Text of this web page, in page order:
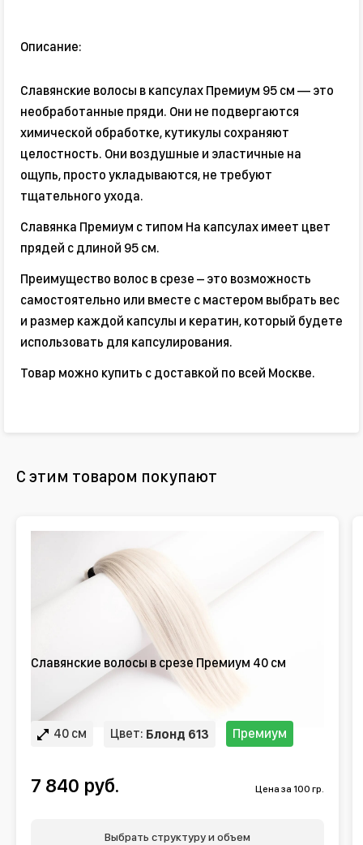
Описание:
Славянские волосы в капсулах Премиум 95 см — это
необработанные пряди. Они не подвергаются
химической обработке, кутикулы сохраняют
целостность. Они воздушные и эластичные на
ощупь, просто укладываются, не требуют
тщательного ухода.
Славянка Премиум с типом На капсулах имеет цвет
прядей с длиной 95 см.
Преимущество волос в срезе – это возможность
самостоятельно или вместе с мастером выбрать вес
и размер каждой капсулы и кератин, который будете
использовать для капсулирования.
Товар можно купить с доставкой по всей Москве.
С этим товаром покупают
Славянские волосы в срезе Премиум 40 см
40 см Цвет: Блонд 613 Премиум
7 840 руб. Цена за 100 гр.
Выбрать структуру и объем